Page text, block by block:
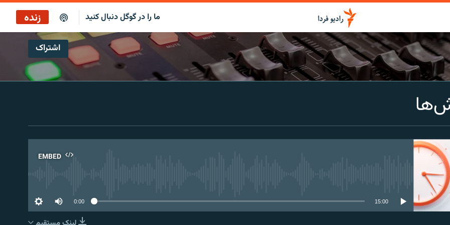
ما را در گوگل دنبال کنید زنده
پخش آنلاین
پخش رادیویی
اشتراک
EMBED
0:00 15:00